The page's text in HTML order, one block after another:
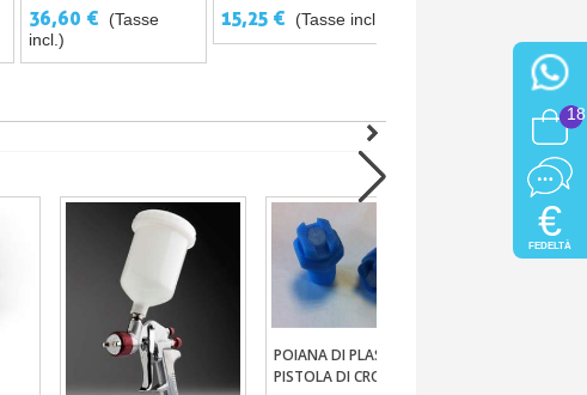
36,60 €
(Tasse
incl.)
15,25 € (Tasse incl.)
Aggiungi Al Carrello
POIANA DI PLASTICA PER
PISTOLA DI CROMATURA
18
€
FEDELTÀ